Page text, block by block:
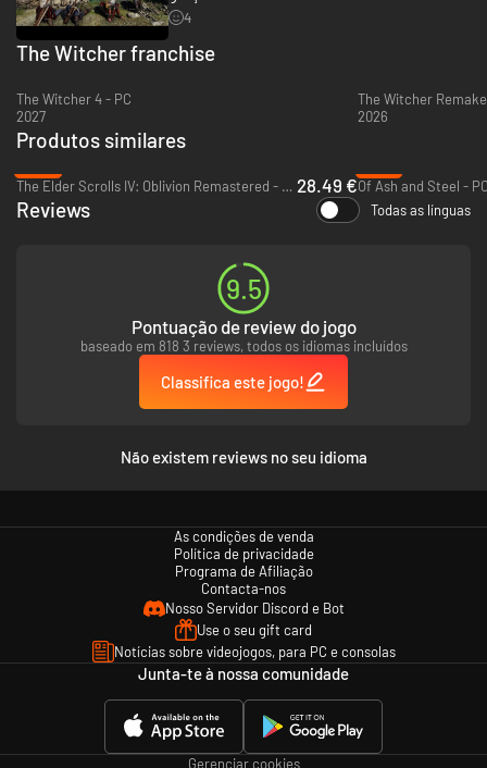
4
The Witcher franchise
The Witcher 4 - PC
2027
The Witcher
2026
Produtos similares
The Elder Scrolls IV: Oblivion Remastered - PC (Steam) 28.49 €Of Ash and Steel -
Reviews Todas as línguas
9.5
Pontuação de review do jogo
baseado em 818 3 reviews, todos os idiomas incluídos
Classifica este jogo!
Não existem reviews no seu idioma
As condições de venda
Política de privacidade
Programa de Afiliação
Contacta-nos
Nosso Servidor Discord e Bot
Use o seu gift card
Notícias sobre videojogos, para PC e consolas
Junta-te à nossa comunidade
Gerenciar cookies